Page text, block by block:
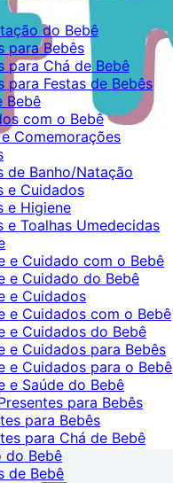
do Bebê
para Bebês
para Chá de Bebê
para Festas de Bebês
Bebê
com o Bebê
e Comemorações
de Banho/Natação
e Cuidados
e Higiene
e Toalhas Umedecidas
e Cuidado com o Bebê
e Cuidado do Bebê
e Cuidados
e Cuidados com o Bebê
e Cuidados do Bebê
e Cuidados para Bebês
e Cuidados para o Bebê
e Saúde do Bebê
para Bebês
para Bebês
para Chá de Bebê
do Bebê
de Bebê